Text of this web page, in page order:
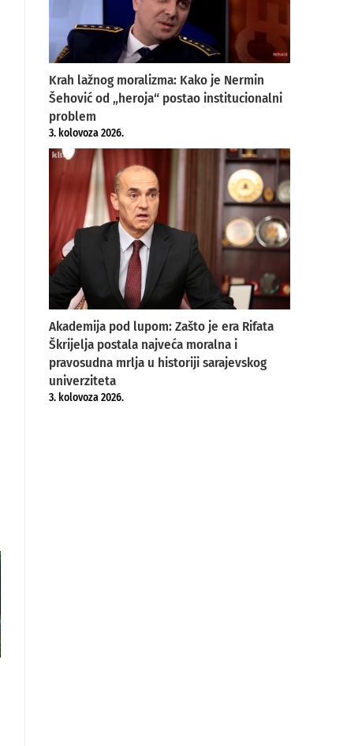
Krah lažnog moralizma: Kako je Nermin
Šehović od „heroja“ postao institucionalni
problem
3. kolovoza 2026.
Akademija pod lupom: Zašto je era Rifata
Škrijelja postala najveća moralna i
pravosudna mrlja u historiji sarajevskog
univerziteta
3. kolovoza 2026.